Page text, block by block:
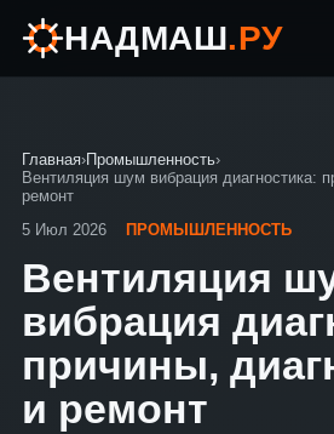
НАДМАШ.РУ
Главная›Промышленность›
Вентиляция шум вибрация диагностика:
ремонт
5 Июл 2026
ПРОМЫШЛЕННОСТЬ
Вентиляция
вибрация
причины,
и ремонт